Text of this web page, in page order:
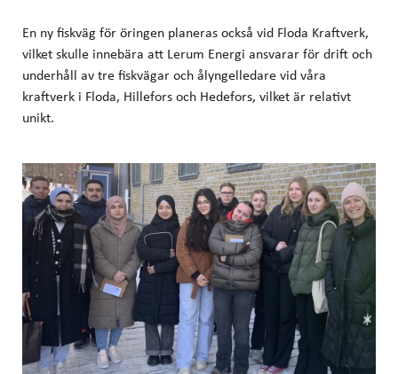
En ny fiskväg för öringen planeras också vid Floda Kraftverk,
vilket skulle innebära att Lerum Energi ansvarar för drift och
underhåll av tre fiskvägar och ålyngelledare vid våra
kraftverk i Floda, Hillefors och Hedefors, vilket är relativt
unikt.